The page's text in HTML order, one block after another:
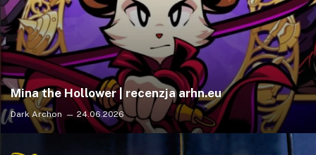
Mina the Hollower | recenzja arhn.eu
Dark Archon 24.06.2026